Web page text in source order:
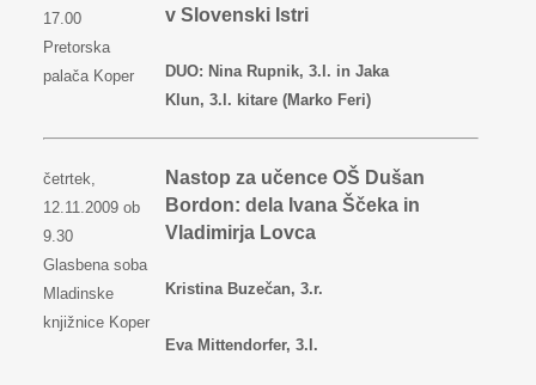
17.00
Pretorska
palača Koper
v Slovenski Istri
DUO: Nina Rupnik, 3.l. in Jaka
Klun, 3.l. kitare (Marko Feri)
četrtek,
12.11.2009 ob
9.30
Glasbena soba
Mladinske
knjižnice Koper
Nastop za učence OŠ Dušan
Bordon: dela Ivana Ščeka in
Vladimirja Lovca
Kristina Buzečan, 3.r.
Eva Mittendorfer, 3.l.